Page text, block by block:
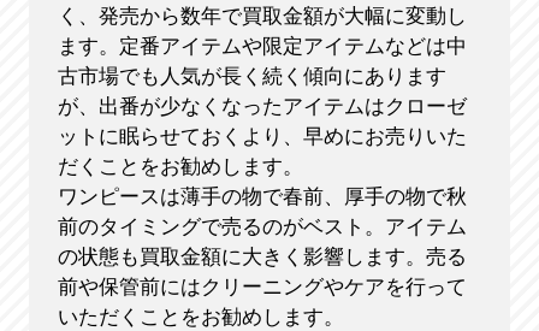
く、発売から数年で買取金額が大幅に変動し
ます。定番アイテムや限定アイテムなどは中
古市場でも人気が長く続く傾向にあります
が、出番が少なくなったアイテムはクローゼ
ットに眠らせておくより、早めにお売りいた
だくことをお勧めします。
ワンピースは薄手の物で春前、厚手の物で秋
前のタイミングで売るのがベスト。アイテム
の状態も買取金額に大きく影響します。売る
前や保管前にはクリーニングやケアを行って
いただくことをお勧めします。